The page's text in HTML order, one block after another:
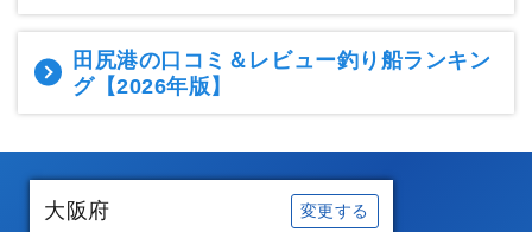
田尻港の口コミ＆レビュー釣り船ランキン
グ【2026年版】
大阪府 変更する